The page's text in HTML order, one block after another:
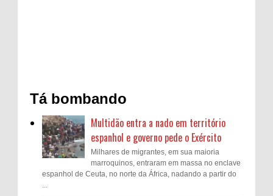
Tá bombando
Multidão entra a nado em território
espanhol e governo pede o Exército
Milhares de migrantes, em sua maioria
marroquinos, entraram em massa no enclave
espanhol de Ceuta, no norte da África, nadando a partir do
...